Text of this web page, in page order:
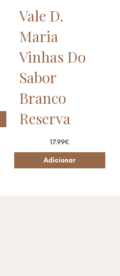
Vale D.
Maria
Vinhas Do
Sabor
Branco
Reserva
17.99€
Adicionar